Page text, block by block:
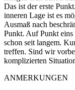
Das ist der erste
inneren Lage ist es
Ausmaß nach
Punkt. Auf Punkt
schon seit langem.
treffen. Sind wir
komplizierten
ANMERKUNGEN